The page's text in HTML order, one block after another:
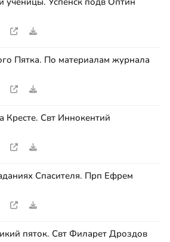
Пятка. По материалам журнала
Кресте. Свт Иннокентий
Спасителя. Прп Ефрем
пяток. Свт Филарет Дроздов